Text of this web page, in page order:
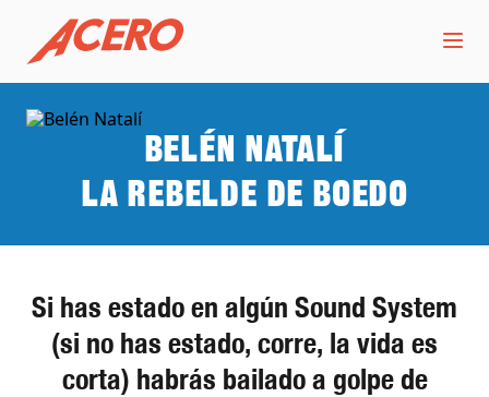
Belén Natalí
La rebelde de Boedo
Si has estado en algún Sound System
(si no has estado, corre, la vida es
corta) habrás bailado a golpe de